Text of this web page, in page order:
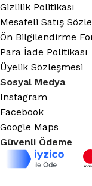
Gizlilik Politikası
Mesafeli Satış
Ön Bilgilendirme
Para İade Politikası
Üyelik Sözleşmesi
Sosyal Medya
Instagram
Facebook
Google Maps
Güvenli Ödeme